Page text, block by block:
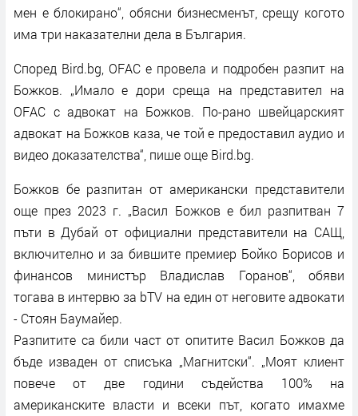
мен е блокирано“, обясни бизнесменът, срещу когото
има три наказателни дела в България.
Според Bird.bg, OFAC е провела и подробен разпит на
Божков. „Имало е дори среща на представител на
OFAC с адвокат на Божков. По-рано швейцарският
адвокат на Божков каза, че той е предоставил аудио и
видео доказателства“, пише още Bird.bg.
Божков бе разпитан от американски представители
още през 2023 г. „Васил Божков е бил разпитван 7
пъти в Дубай от официални представители на САЩ,
включително и за бившите премиер Бойко Борисов и
финансов министър Владислав Горанов“, обяви
тогава в интервю за bTV на един от неговите адвокати
- Стоян Баумайер.
Разпитите са били част от опитите Васил Божков да
бъде изваден от списъка „Магнитски“. „Моят клиент
повече от две години съдейства 100% на
американските власти и всеки път, когато имахме